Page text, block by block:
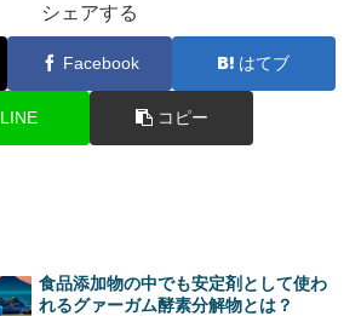
シェアする
Facebook はてブ
LINE コピー
食品添加物の中でも安定剤として使わ
れるグァーガム酵素分解物とは？